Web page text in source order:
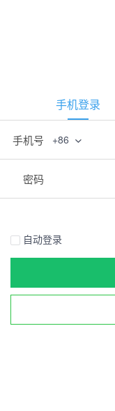
手机登录
手机号 +86
密码
自动登录